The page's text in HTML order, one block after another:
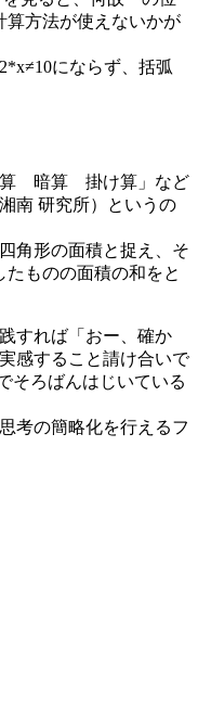
算方法が使えないかが
にならず、括弧
算 暗算 掛け算」など
南 研究所）というの
角形の面積と捉え、そ
ものの面積の和をと
すれば「おー、確か
感すること請け合いで
そろばんはじいている
考の簡略化を行えるフ